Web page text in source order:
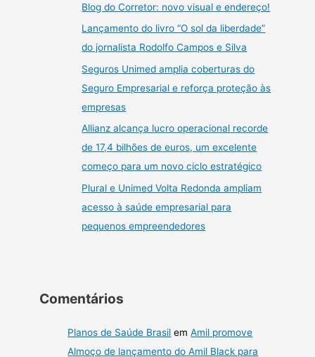
Blog do Corretor: novo visual e endereço!
Lançamento do livro “O sol da liberdade”
do jornalista Rodolfo Campos e Silva
Seguros Unimed amplia coberturas do
Seguro Empresarial e reforça proteção às
empresas
Allianz alcança lucro operacional recorde
de 17,4 bilhões de euros, um excelente
começo para um novo ciclo estratégico
Plural e Unimed Volta Redonda ampliam
acesso à saúde empresarial para
pequenos empreendedores
Comentários
Planos de Saúde Brasil emAmil promove
Almoço de lançamento do Amil Black para